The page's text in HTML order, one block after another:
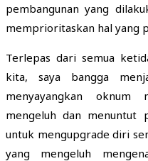
pembangunan yang
memprioritaskan hal yang
Terlepas dari semua
kita, saya bangga
menyayangkan oknum
mengeluh dan menuntut
untuk mengupgrade diri
yang mengeluh